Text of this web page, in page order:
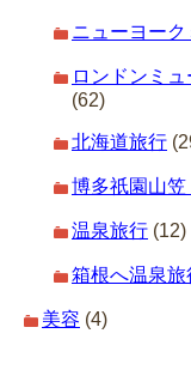
ニューヨー
ロンドンミ
(62)
北海道旅行
博多祇園山
温泉旅行 (12)
箱根へ温泉旅
美容 (4)